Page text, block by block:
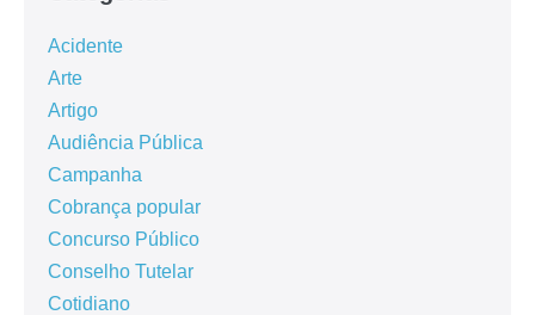
Acidente
Arte
Artigo
Audiência Pública
Campanha
Cobrança popular
Concurso Público
Conselho Tutelar
Cotidiano